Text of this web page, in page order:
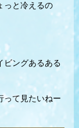
っと冷えるの
ビングあるある
って見たいねー